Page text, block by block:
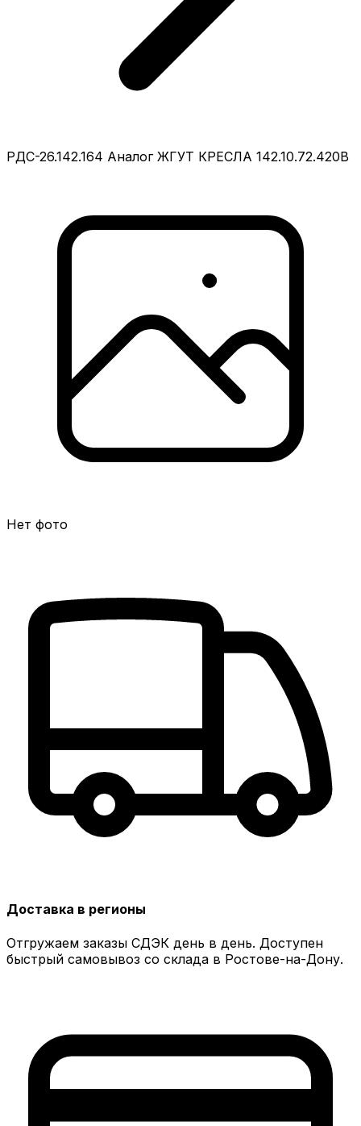
РДС-26.142.164 Аналог ЖГУТ КРЕСЛА 142.10.72.420В
Нет фото
Доставка в регионы
Отгружаем заказы СДЭК день в день. Доступен
быстрый самовывоз со склада в Ростове-на-Дону.